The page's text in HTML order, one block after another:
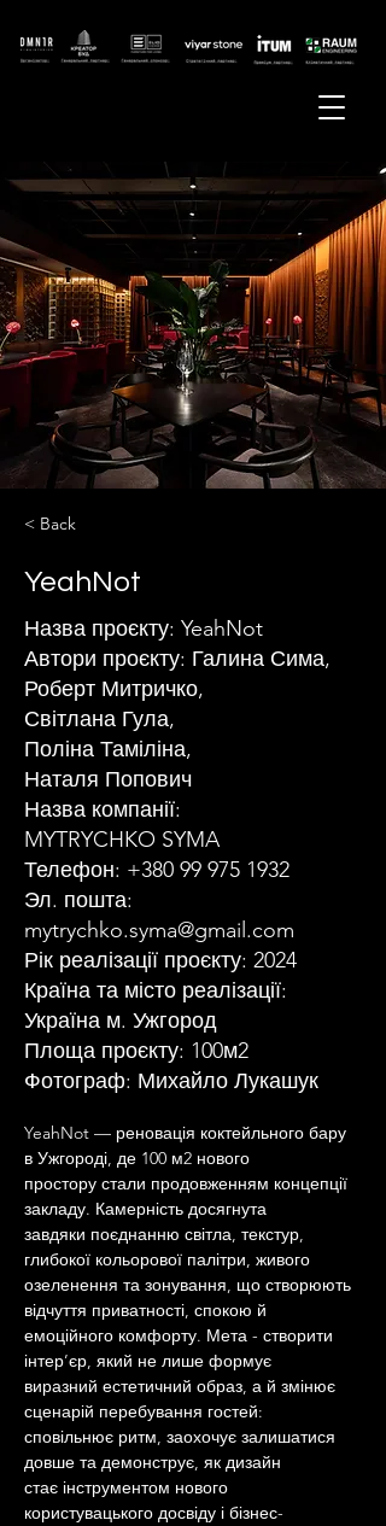
< Back
YeahNot
Назва проєкту: YeahNot
Автори проєкту: Галина Сима,
Роберт Митричко,
Світлана Гула,
Поліна Таміліна,
Наталя Попович
Назва компанії:
MYTRYCHKO SYMA
Телефон: +380 99 975 1932
Эл. пошта:
mytrychko.syma@gmail.com
Рік реалізації проєкту: 2024
Країна та місто реалізації:
Україна м. Ужгород
Площа проєкту: 100м2
Фотограф: Михайло Лукашук
YeahNot — реновація коктейльного бару
в Ужгороді, де 100 м2 нового
простору стали продовженням концепції
закладу. Камерність досягнута
завдяки поєднанню світла, текстур,
глибокої кольорової палітри, живого
озеленення та зонування, що створюють
відчуття приватності, спокою й
емоційного комфорту. Мета - створити
інтер’єр, який не лише формує
виразний естетичний образ, а й змінює
сценарій перебування гостей:
сповільнює ритм, заохочує залишатися
довше та демонструє, як дизайн
стає інструментом нового
користувацького досвіду і бізнес-